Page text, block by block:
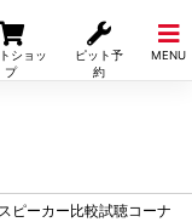
ショッ
プ
ピット予
約
MENU
ピーカー比較試聴コーナ